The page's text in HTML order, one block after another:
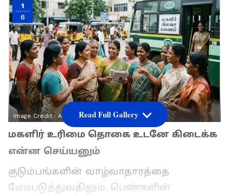
1
6
Image Credit : AI
மகளிர் உரிமை தொகை உடனே கிடைக்க
என்ன செய்யனும்
குடும்பங்களின் வாழ்வாதாரத்தை
மேம்படுத்துவதிலும், பெண்களின்
Read Full Gallery